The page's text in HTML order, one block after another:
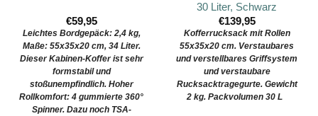
€59,95
Leichtes Bordgepäck: 2,4 kg,
Maße: 55x35x20 cm, 34 Liter.
Dieser Kabinen-Koffer ist sehr
formstabil und
stoßunempfindlich. Hoher
Rollkomfort: 4 gummierte 360°
Spinner. Dazu noch TSA-
30 Liter, Schwarz
€139,95
Kofferrucksack mit Rollen
55x35x20 cm. Verstaubares
und verstellbares Griffsystem
und verstaubare
Rucksacktragegurte. Gewicht
2 kg. Packvolumen 30 L